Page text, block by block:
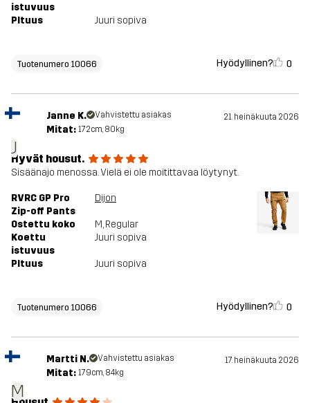
istuvuus
PItuus Juuri sopiva
Tuotenumero 10066 Hyödyllinen? 0
J
Janne K. Vahvistettu asiakas 21. heinäkuuta 2026
Mitat: 172cm, 80kg
Hyvät housut.
Sisäänajo menossa. Vielä ei ole moitittavaa löytynyt.
RVRC GP Pro
Zip-off Pants
Dijon
Ostettu koko M, Regular
Koettu
istuvuus
Juuri sopiva
PItuus Juuri sopiva
Tuotenumero 10066 Hyödyllinen? 0
M
Martti N. Vahvistettu asiakas 17. heinäkuuta 2026
Mitat: 179cm, 84kg